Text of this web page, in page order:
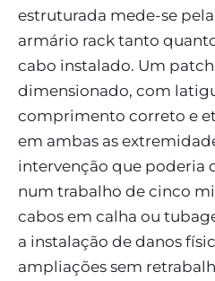
estruturada mede-se
armário rack tanto
cabo instalado. Um
dimensionado, com
comprimento correto e
em ambas as
intervenção que poderia
num trabalho de cinco
cabos em calha ou
a instalação de danos
ampliações sem